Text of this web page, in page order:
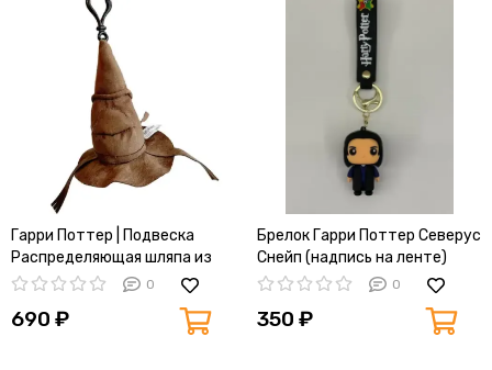
Гарри Поттер | Подвеска
Распределяющая шляпа из
серии фильмов о Гарри
0
690 ₽
Брелок Гарри Поттер Северус
Снейп (надпись на ленте)
0
350 ₽